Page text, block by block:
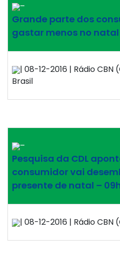
–
Grande parte dos
gastar menos no natal
| 08-12-2016 | Rádio CBN
Brasil
–
Pesquisa da CDL
consumidor vai
presente de natal –
| 08-12-2016 | Rádio CBN